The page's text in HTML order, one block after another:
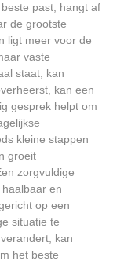
past, hangt af
de grootste
ligt meer voor de
vaste
staat, kan
kan een
gesprek helpt om
kleine stappen
groeit
zorgvuldige
en
op een
situatie te
kan
het beste